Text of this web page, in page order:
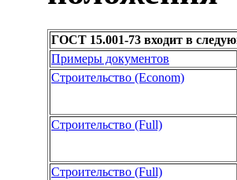
ГОСТ 15.001-73 входит в
Примеры документов
Строительство (Econom)
Строительство (Full)
Строительство (Full)